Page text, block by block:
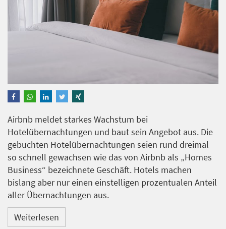
Airbnb meldet starkes Wachstum bei
Hotelübernachtungen und baut sein Angebot aus. Die
gebuchten Hotelübernachtungen seien rund dreimal
so schnell gewachsen wie das von Airbnb als „Homes
Business“ bezeichnete Geschäft. Hotels machen
bislang aber nur einen einstelligen prozentualen Anteil
aller Übernachtungen aus.
Weiterlesen